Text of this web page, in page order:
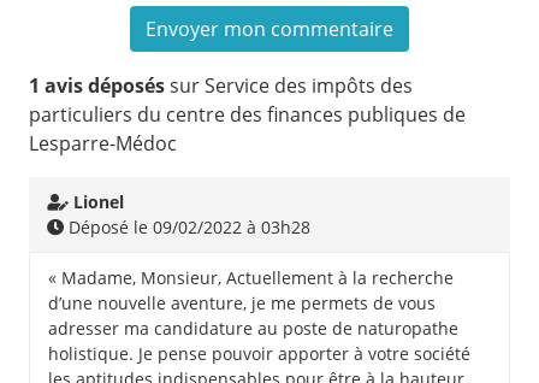
1 avis déposéssur Service des impôts des
particuliers du centre des finances publiques de
Lesparre-Médoc
Lionel
Déposé le 09/02/2022 à 03h28
« Madame, Monsieur, Actuellement à la recherche
d’une nouvelle aventure, je me permets de vous
adresser ma candidature au poste de naturopathe
holistique. Je pense pouvoir apporter à votre société